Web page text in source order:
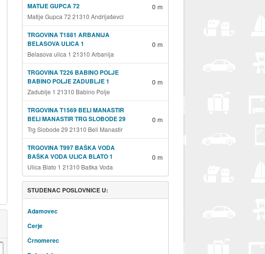
MATIJE GUPCA 72
Matije Gupca 72 21310 Andrijaševci
0 m
TRGOVINA T1881 ARBANIJA
BELASOVA ULICA 1
Belasova ulica 1 21310 Arbanija
0 m
TRGOVINA T226 BABINO POLJE
BABINO POLJE ZADUBLJE 1
Zadublje 1 21310 Babino Polje
0 m
TRGOVINA T1569 BELI MANASTIR
BELI MANASTIR TRG SLOBODE 29
Trg Slobode 29 21310 Beli Manastir
0 m
TRGOVINA T997 BAŠKA VODA
BAŠKA VODA ULICA BLATO 1
Ulica Blato 1 21310 Baška Voda
0 m
STUDENAC POSLOVNICE U:
Adamovec
Cerje
Črnomerec